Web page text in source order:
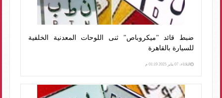
ضبط قائد "ميكروباص" ثنى اللوحات المعدنية الخلفية
للسيارة بالقاهرة
الثلاثاء، 07 يناير 2025 01:19 م